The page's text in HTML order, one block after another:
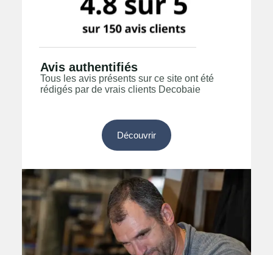
Avis authentifiés
Tous les avis présents sur ce site ont été
rédigés par de vrais clients Decobaie
Découvrir